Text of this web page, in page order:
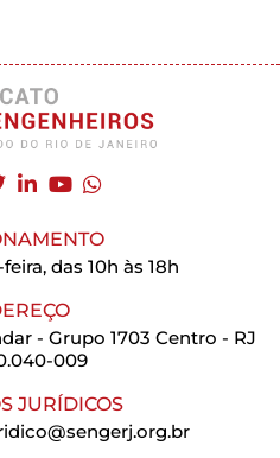
das 10h às 18h
- Grupo 1703 Centro - RJ
009
JURÍDICOS